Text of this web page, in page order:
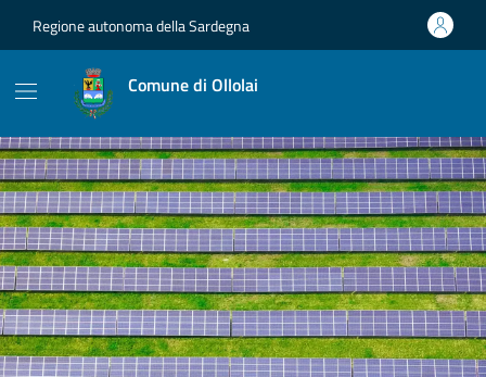
Regione autonoma della Sardegna
Comune di Ollolai